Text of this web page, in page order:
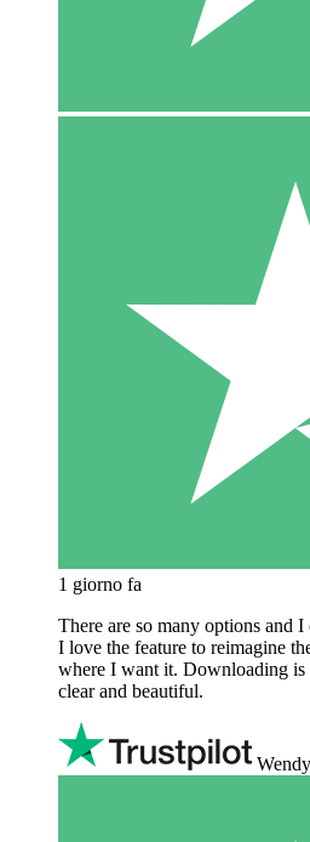
1 giorno fa
There are so many options and
I love the feature to reimagine
where I want it. Downloading is
clear and beautiful.